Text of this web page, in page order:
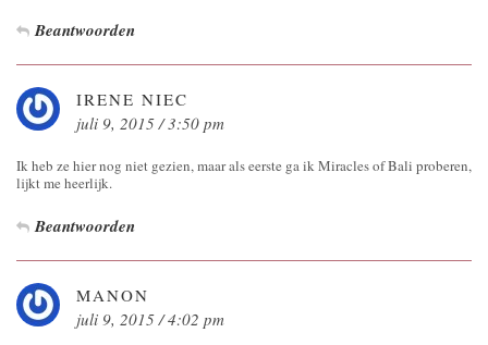
Beantwoorden
IRENE NIEC
juli 9, 2015 / 3:50 pm
Ik heb ze hier nog niet gezien, maar als eerste ga ik Miracles of Bali proberen,
lijkt me heerlijk.
Beantwoorden
MANON
juli 9, 2015 / 4:02 pm